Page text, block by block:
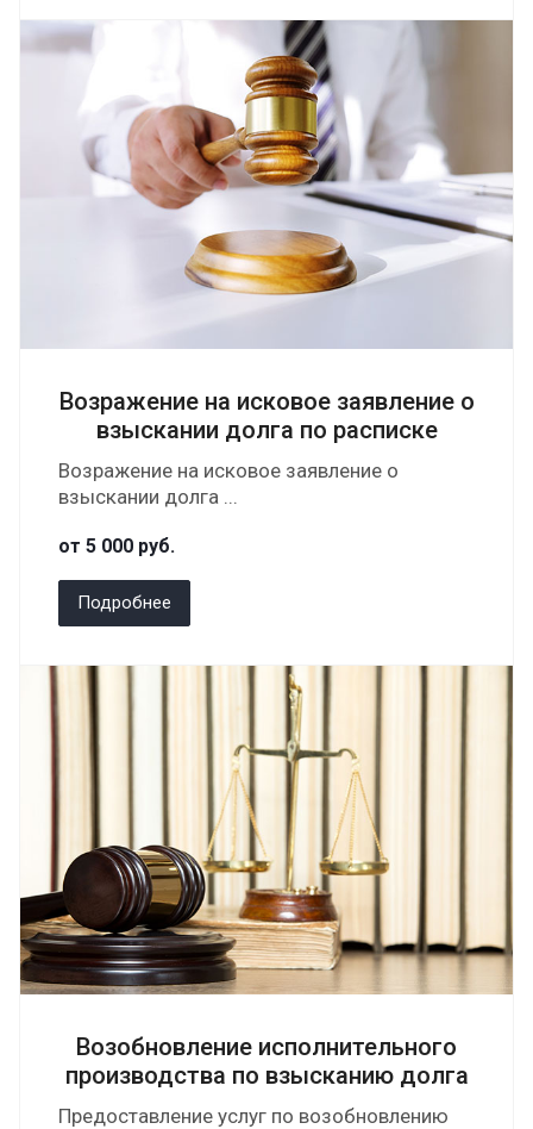
Возражение на исковое заявление о
взыскании долга по расписке
Возражение на исковое заявление о
взыскании долга ...
от 5 000 руб.
Подробнее
Возобновление исполнительного
производства по взысканию долга
Предоставление услуг по возобновлению